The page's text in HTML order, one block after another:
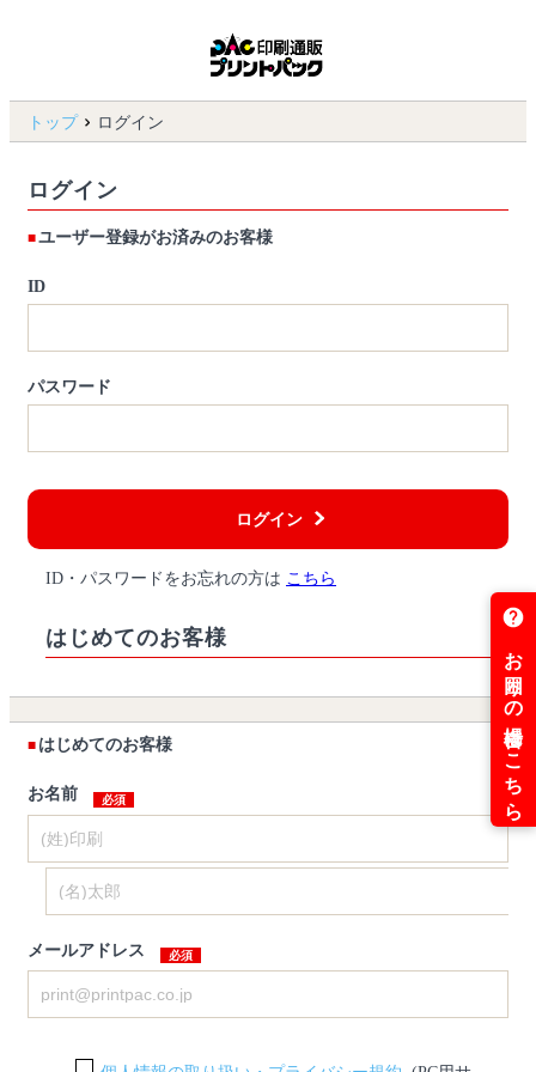
トップ ログイン
ログイン
ユーザー登録がお済みのお客様
ID
パスワード
ログイン
ID・パスワードをお忘れの方は こちら
はじめてのお客様
はじめてのお客様
お名前
メールアドレス